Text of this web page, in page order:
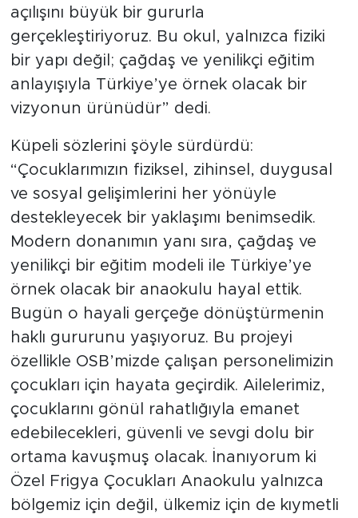
açılışını büyük bir gururla
gerçekleştiriyoruz. Bu okul, yalnızca fiziki
bir yapı değil; çağdaş ve yenilikçi eğitim
anlayışıyla Türkiye’ye örnek olacak bir
vizyonun ürünüdür” dedi.
Küpeli sözlerini şöyle sürdürdü:
“Çocuklarımızın fiziksel, zihinsel, duygusal
ve sosyal gelişimlerini her yönüyle
destekleyecek bir yaklaşımı benimsedik.
Modern donanımın yanı sıra, çağdaş ve
yenilikçi bir eğitim modeli ile Türkiye’ye
örnek olacak bir anaokulu hayal ettik.
Bugün o hayali gerçeğe dönüştürmenin
haklı gururunu yaşıyoruz. Bu projeyi
özellikle OSB’mizde çalışan personelimizin
çocukları için hayata geçirdik. Ailelerimiz,
çocuklarını gönül rahatlığıyla emanet
edebilecekleri, güvenli ve sevgi dolu bir
ortama kavuşmuş olacak. İnanıyorum ki
Özel Frigya Çocukları Anaokulu yalnızca
bölgemiz için değil, ülkemiz için de kıymetli